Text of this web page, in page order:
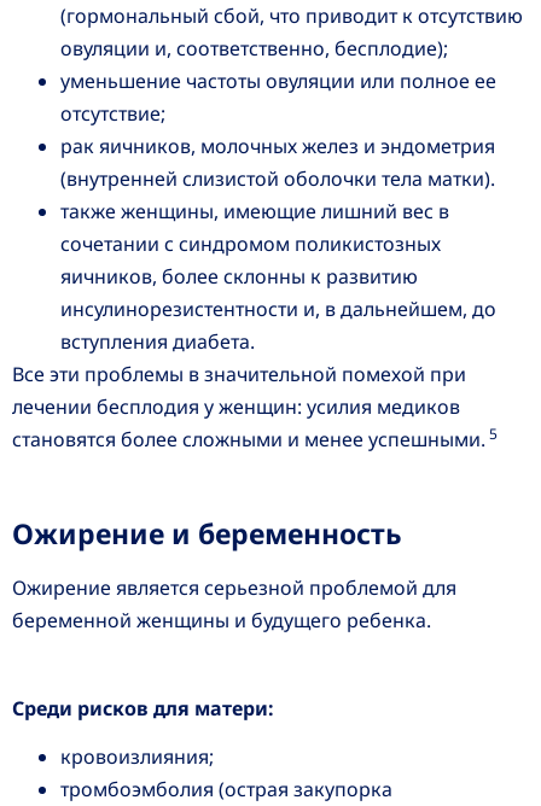
(гормональный сбой, что приводит к отсутствию
овуляции и, соответственно, бесплодие);
уменьшение частоты овуляции или полное ее
отсутствие;
рак яичников, молочных желез и эндометрия
(внутренней слизистой оболочки тела матки).
также женщины, имеющие лишний вес в
сочетании с синдромом поликистозных
яичников, более склонны к развитию
инсулинорезистентности и, в дальнейшем, до
вступления диабета.
Все эти проблемы в значительной помехой при
лечении бесплодия у женщин: усилия медиков
становятся более сложными и менее успешными. 5
Ожирение и беременность
Ожирение является серьезной проблемой для
беременной женщины и будущего ребенка.
Среди рисков для матери:
кровоизлияния;
тромбоэмболия (острая закупорка